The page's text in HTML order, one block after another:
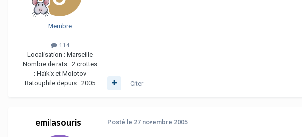
Membre
114
Localisation : Marseille
Nombre de rats : 2 crottes
: Haïkix et Molotov
Ratouphile depuis : 2005 Citer
emilasouris Posté le 27 novembre 2005